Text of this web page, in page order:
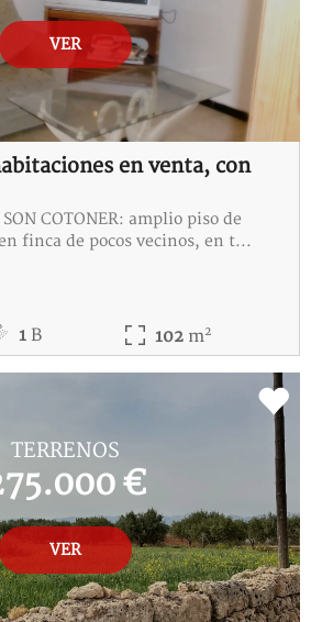
VER
en venta, con
COTONER: amplio piso de
finca de pocos vecinos, en t...
1 B 102 m2
TERRENOS
€
VER